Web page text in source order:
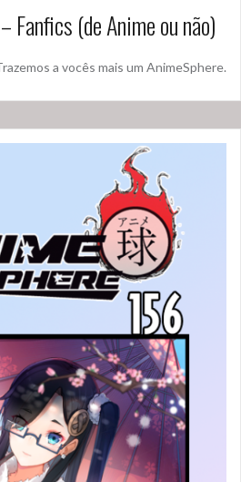
Fanfics (de Anime ou não)
a vocês mais um AnimeSphere.